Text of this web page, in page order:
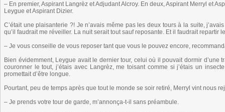
– En premier, Aspirant Langrèz et Adjudant Alcroy. En deux, Aspirant Merryl et
Leygue et Aspirant Dizier.
C’était une plaisanterie ?! Je n’avais même pas les deux tours à la suite,
qu’il faudrait me réveiller. La nuit serait tout sauf reposante. Et il faudrait repartir
– Je vous conseille de vous reposer tant que vous le pouvez encore,
Bien évidemment, Leygue avait le dernier tour, celui où il pouvait dormir
couronner le tout, j’étais avec Langrèz, me toisant comme si j’étais un
promettait d’être longue.
Pourtant, peu de temps après que tout le monde se soir retiré, Merryl vint nous
– Je prends votre tour de garde, m’annonça-t-il sans préambule.